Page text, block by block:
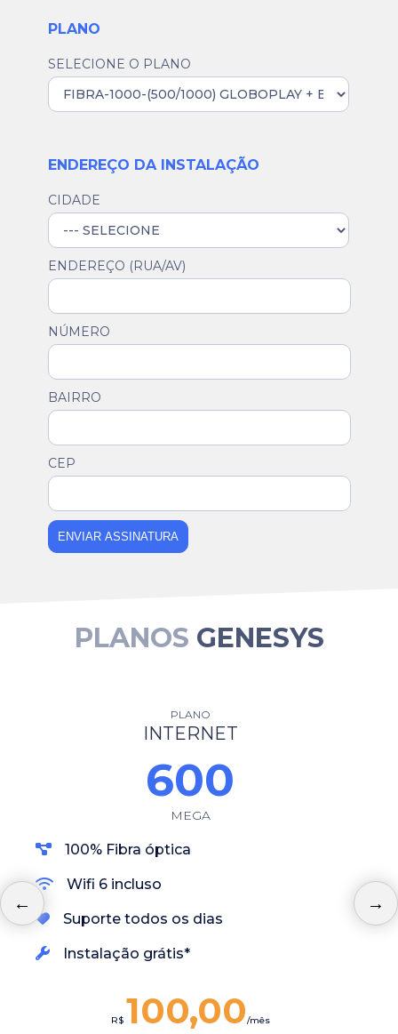
PLANO
SELECIONE O PLANO
ENDEREÇO DA INSTALAÇÃO
CIDADE
ENDEREÇO (RUA/AV)
NÚMERO
BAIRRO
CEP
ENVIAR ASSINATURA
PLANOS GENESYS
PLANO
INTERNET
600
MEGA
100% Fibra óptica
Wifi 6 incluso
Suporte todos os dias
Instalação grátis*
R$ 100,00/mês